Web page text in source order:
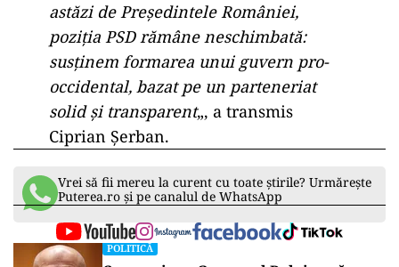
astăzi de Președintele României,
poziția PSD rămâne neschimbată:
susținem formarea unui guvern pro-
occidental, bazat pe un parteneriat
solid și transparent„, a transmis
Ciprian Șerban.
Vrei să fii mereu la curent cu toate știrile? Urmărește
Puterea.ro și pe canalul de WhatsApp
POLITICĂ